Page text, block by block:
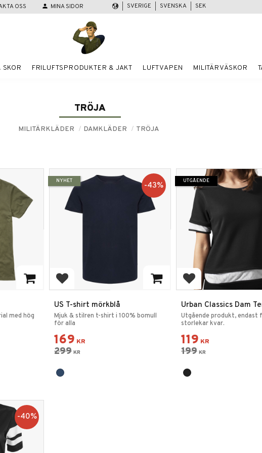
OSS person MINA SIDOR SVERIGE SVENSKA SEK
SKOR FRILUFTSPRODUKTER & JAKT LUFTVAPEN MILITÄRVÄSKOR
TRÖJA
MILITÄRKLÄDER DAMKLÄDER TRÖJA
med hög
Lägg till i favoriter
US T-shirt mörkblå
Mjuk & stilren t-shirt i 100% bomull
för alla
169 KR
299 KR
43%
NYHET
Lägg till i favoriter
Urban Classics Dam
Tee Svart/Vit
Utgående produkt, endast
storlekar kvar.
119 KR
199 KR
UTGÅENDE
40%